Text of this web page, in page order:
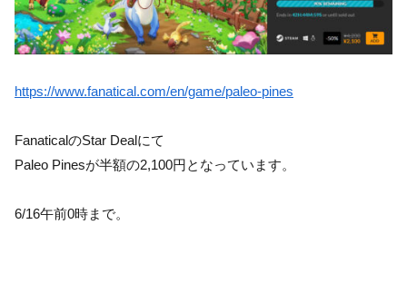
https://www.fanatical.com/en/game/paleo-pines
FanaticalのStar Dealにて
Paleo Pinesが半額の2,100円となっています。
6/16午前0時まで。